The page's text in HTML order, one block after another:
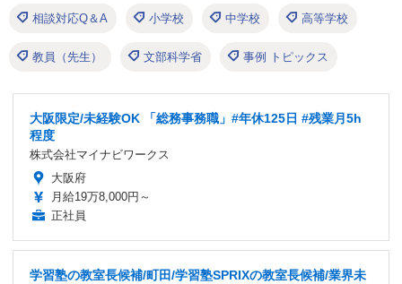
相談対応Q＆A 小学校 中学校 高等学校
教員（先生） 文部科学省 事例 トピックス
大阪限定/未経験OK 「総務事務職」#年休125日 #残業月5h
程度
株式会社マイナビワークス
大阪府
月給19万8,000円～
正社員
学習塾の教室長候補/町田/学習塾SPRIXの教室長候補/業界未